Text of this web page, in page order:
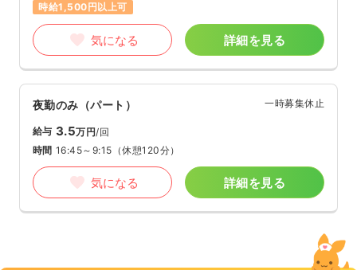
時給1,500円以上可
気になる 詳細を見る
夜勤のみ（パート） 一時募集休止
給与 3.5万円/回
時間 16:45～9:15 （休憩120分）
気になる 詳細を見る